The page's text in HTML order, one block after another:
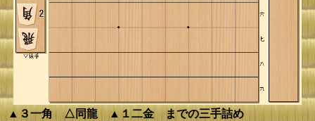
▲３一角 △同龍 ▲１二金 までの三手詰め